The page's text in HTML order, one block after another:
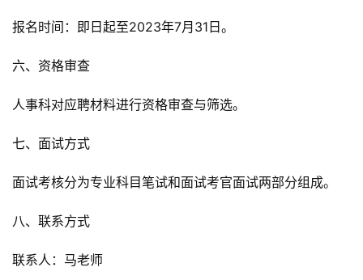
报名时间：即日起至2023年7月31日。
六、资格审查
人事科对应聘材料进行资格审查与筛选。
七、面试方式
面试考核分为专业科目笔试和面试考官面试两部分组成。
八、联系方式
联系人：马老师